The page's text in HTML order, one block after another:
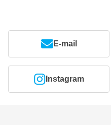
E-mail
Instagram